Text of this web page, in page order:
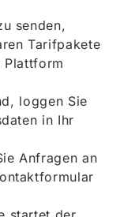
senden,
Tarifpakete
Plattform
loggen Sie
in Ihr
Anfragen an